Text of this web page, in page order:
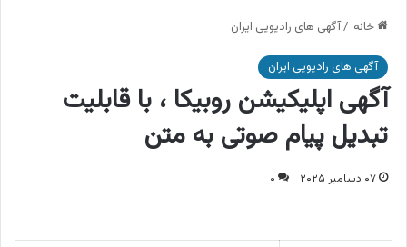
خانه /آگهی های رادیویی ایران
آگهی های رادیویی ایران
آگهی اپلیکیشن روبیکا ، با قابلیت
تبدیل پیام صوتی به متن
۰۷ دسامبر ۲۰۲۵ ۰